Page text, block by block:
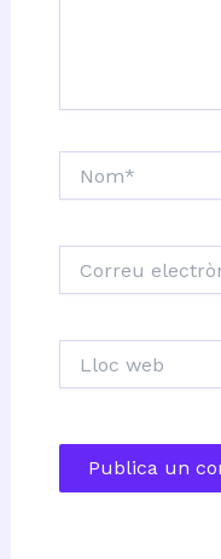
electrònic*
web